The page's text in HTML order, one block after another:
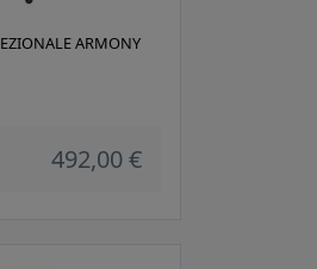
ARMONY
492,00 €